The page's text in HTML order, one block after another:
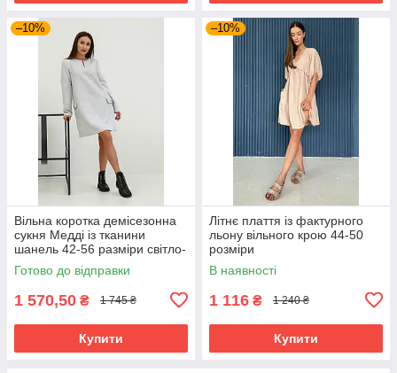
–10%
Вільна коротка демісезонна
сукня Медді із тканини
шанель 42-56 разміри світло-
сіра
Готово до відправки
1 570,50 ₴ 1 745 ₴
Купити
–10%
Літнє плаття із фактурного
льону вільного крою 44-50
розміри
В наявності
1 116 ₴ 1 240 ₴
Купити